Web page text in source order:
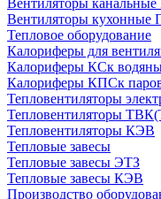
Вентиляторы
Вентиляторы
Тепловое оборудование
Калориферы для
Калориферы КСк
Калориферы КПСк
Тепловентиляторы
Тепловентиляторы
Тепловентиляторы КЭВ
Тепловые завесы
Тепловые завесы ЭТЗ
Тепловые завесы КЭВ
Производство